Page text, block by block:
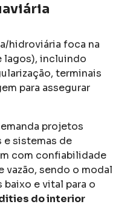
hidroviária foca na
lagos), incluindo
terminais
para assegurar
projetos
sistemas de
com confiabilidade
vazão, sendo o modal
e vital para o
do interior